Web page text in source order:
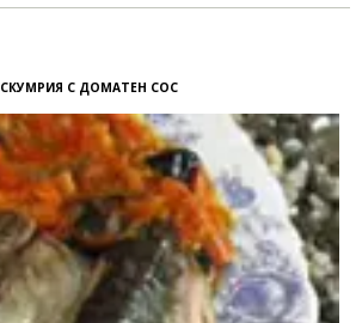
СКУМРИЯ С ДОМАТЕН СОС